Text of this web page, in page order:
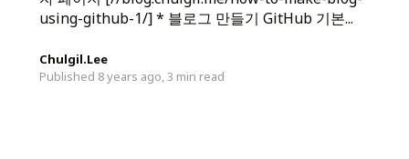
using-github-1/] * 블로그 만들기 GitHub 기본...
Chulgil.Lee
Published 8 years ago,3 min read